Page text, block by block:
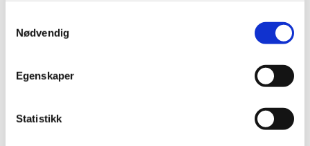
Nødvendig
Egenskaper
Statistikk
Søndag var det klart for en spennende finale mot
tangotrøyene i AaFK Fortuna. Fra vårt seniorlag
deltok Emma Sæther, Emilia Zlotnicka, Ida Warvik,
Ida Gausetvik Elshaug, Terese Melsæther og Sara
rekruttspillere reiste samme dag på treningsleir,